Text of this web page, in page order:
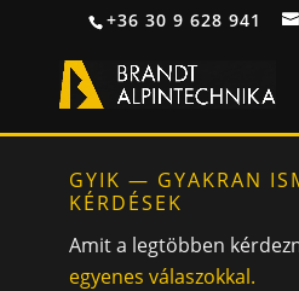
+36 30 9 628 941
GYIK — GYAKRAN
KÉRDÉSEK
Amit a legtöbben
egyenes válaszokkal.